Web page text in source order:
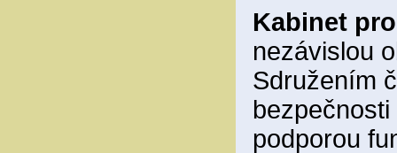
Kabinet
nezávislou
Sdružením
podporou